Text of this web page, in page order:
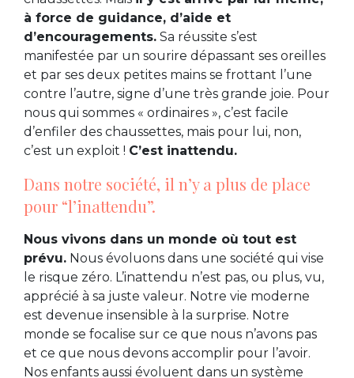
à force de guidance, d’aide et
d’encouragements. Sa réussite s’est
manifestée par un sourire dépassant ses oreilles
et par ses deux petites mains se frottant l’une
contre l’autre, signe d’une très grande joie. Pour
nous qui sommes « ordinaires », c’est facile
d’enfiler des chaussettes, mais pour lui, non,
c’est un exploit ! C’est inattendu.
Dans notre société, il n’y a plus de place
pour “l’inattendu”.
Nous vivons dans un monde où tout est
prévu. Nous évoluons dans une société qui vise
le risque zéro. L’inattendu n’est pas, ou plus, vu,
apprécié à sa juste valeur. Notre vie moderne
est devenue insensible à la surprise. Notre
monde se focalise sur ce que nous n’avons pas
et ce que nous devons accomplir pour l’avoir.
Nos enfants aussi évoluent dans un système